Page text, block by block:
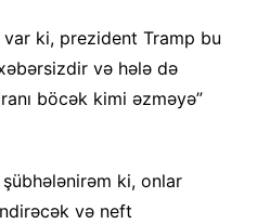
ki, prezident Tramp bu
və hələ də
böcək kimi əzməyə”
ki, onlar
və neft